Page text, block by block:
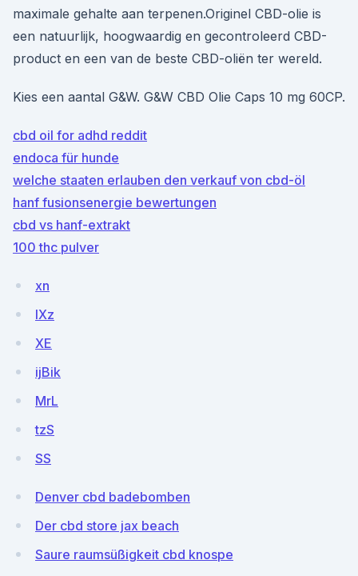
maximale gehalte aan terpenen.Originel CBD-olie is
een natuurlijk, hoogwaardig en gecontroleerd CBD-
product en een van de beste CBD-oliën ter wereld.
Kies een aantal G&W. G&W CBD Olie Caps 10 mg 60CP.
cbd oil for adhd reddit
endoca für hunde
welche staaten erlauben den verkauf von cbd-öl
hanf fusionsenergie bewertungen
cbd vs hanf-extrakt
100 thc pulver
xn
IXz
XE
ijBik
MrL
tzS
SS
Denver cbd badebomben
Der cbd store jax beach
Saure raumsüßigkeit cbd knospe